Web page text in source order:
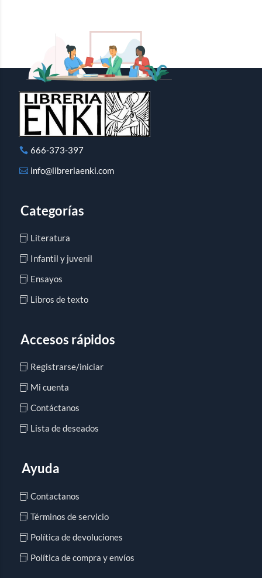
666-373-397
info@libreriaenki.com
Categorías
Literatura
Infantil y juvenil
Ensayos
Libros de texto
Accesos rápidos
Registrarse/iniciar
Mi cuenta
Contáctanos
Lista de deseados
Ayuda
Contactanos
Términos de servicio
Política de devoluciones
Política de compra y envíos